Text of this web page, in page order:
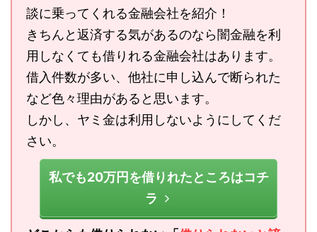
談に乗ってくれる金融会社を紹介！
きちんと返済する気があるのなら闇金融を利
用しなくても借りれる金融会社はあります。
借入件数が多い、他社に申し込んで断られた
など色々理由があると思います。
しかし、ヤミ金は利用しないようにしてくだ
さい。
私でも20万円を借りれたところはコチ
ラ